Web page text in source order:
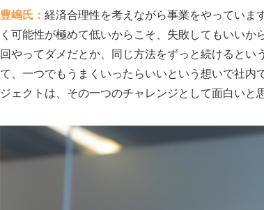
豊嶋氏： 経済合理性を考えながら事業をやっていま
く可能性が極めて低いからこそ、失敗してもいい
回やってダメだとか、同じ方法をずっと続けると
て、一つでもうまくいったらいいという想いで社内
ジェクトは、その一つのチャレンジとして面白いと